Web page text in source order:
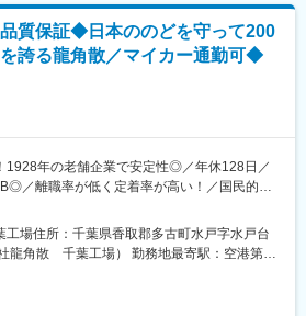
ト勤務、残業ほぼなし、希望休・有給休暇で
ることもできます！
開している当社製品を社割価格で購入可能
身も美しくなれます！
通費全額支給など、スタッフを大切にする
ます！
基本に多様的な価値観から、天然素材の健
、新規商品の企画から商品化までのノウハウ
ユニークな新規商材をいくつも開発し社会
。
原料としての製造と販売、また各種の
ド）製品を受注製造し企業向けに供給してい
（ハワイ州）、アジア各国（ベトナム、台
の業務提携を行なうなど広いフィールドで活
官賞を、また浦安市（本社所在地）からは環
済の発展に対して優良企業賞を受賞していま
品質保証◆日本ののどを守って200
誇る龍角散／マイカー通勤可◆
1928年の老舗企業で安定性◎／年休128日／
／離職率が低く定着率が高い！／国民的の
、ロングセラー商品の供給など安定したマー
もつ当社にて、
お任せします。
工場住所：千葉県香取郡多古町水戸字水戸台
龍角散 千葉工場） 勤務地最寄駅：空港第２
：屋内全面禁煙